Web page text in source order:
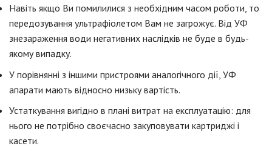
Навіть якщо Ви помилилися з необхідним часом роботи, то
передозування ультрафіолетом Вам не загрожує. Від УФ
знезараження води негативних наслідків не буде в будь-
якому випадку.
У порівнянні з іншими пристроями аналогічного дії, УФ
апарати мають відносно низьку вартість.
Устаткування вигідно в плані витрат на експлуатацію: для
нього не потрібно своєчасно закуповувати картриджі і
касети.